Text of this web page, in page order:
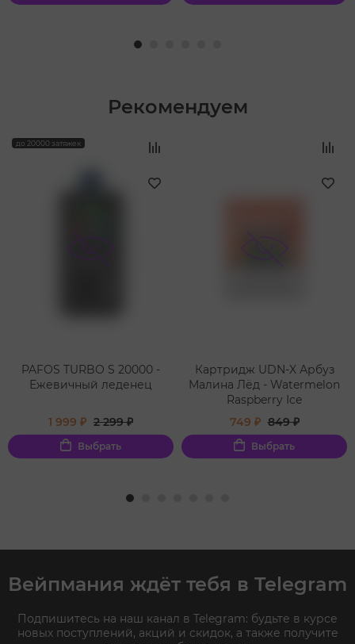
Рекомендуем
до 20000 затяжек
PAFOS TURBO S 20000 -
Ежевичный леденец
1 999 ₽ 2 299 ₽
Выбрать
Картридж UDN-X Арбуз
Малина Лёд - Watermelon
Raspberry Ice
749 ₽ 849 ₽
Выбрать
Вейпмания ждёт тебя в Telegram
Подпишитесь на наш канал в Telegram: будьте в курсе
новых поступлений, акций и скидок, а также получите